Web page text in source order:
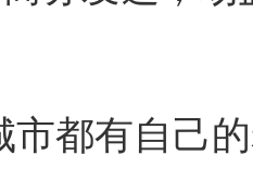
都有自己的